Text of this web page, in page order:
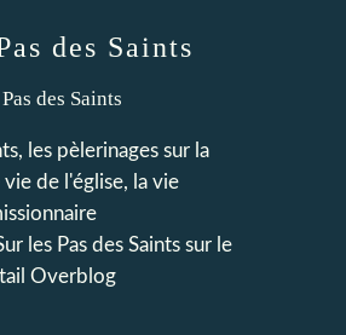
des Saints
les pèlerinages sur la
de l'église, la vie
les Pas des Saints sur le
Overblog